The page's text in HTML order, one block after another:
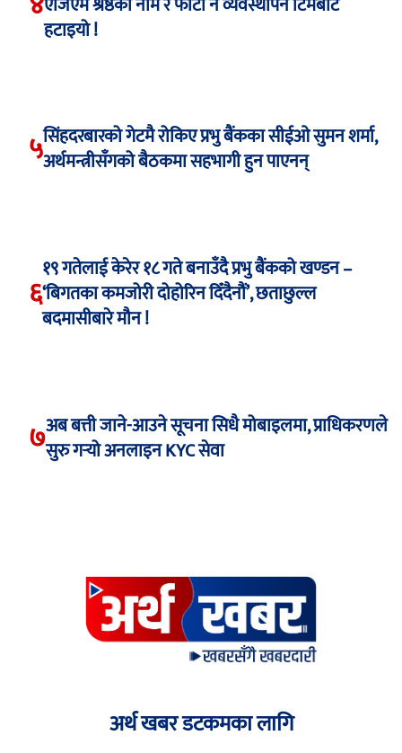
हटाइयो !
५सिंहदरबारको गेटमै रोकिए प्रभु बैंकका सीईओ सुमन शर्मा,
अर्थमन्त्रीसँगको बैठकमा सहभागी हुन पाएनन्
६
१९ गतेलाई केरेर १८ गते बनाउँदै प्रभु बैंकको खण्डन –
‘बिगतका कमजोरी दोहोरिन दिँदैनौं’, छताछुल्ल
बदमासीबारे मौन !
७अब बत्ती जाने-आउने सूचना सिधै मोबाइलमा, प्राधिकरणले
सुरु गर्‍यो अनलाइन KYC सेवा
अर्थ खबर डटकमका लागि